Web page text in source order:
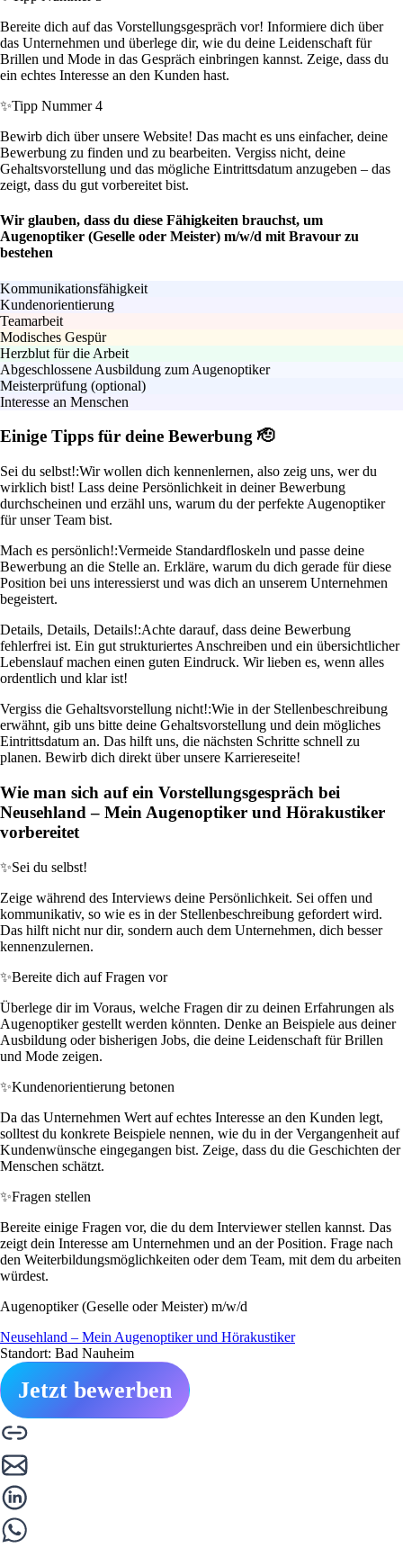
Bereite dich auf das Vorstellungsgespräch vor! Informiere dich über
das Unternehmen und überlege dir, wie du deine Leidenschaft für
Brillen und Mode in das Gespräch einbringen kannst. Zeige, dass du
ein echtes Interesse an den Kunden hast.
✨Tipp Nummer 4
Bewirb dich über unsere Website! Das macht es uns einfacher, deine
Bewerbung zu finden und zu bearbeiten. Vergiss nicht, deine
Gehaltsvorstellung und das mögliche Eintrittsdatum anzugeben – das
zeigt, dass du gut vorbereitet bist.
Wir glauben, dass du diese Fähigkeiten brauchst, um
Augenoptiker (Geselle oder Meister) m/w/d mit Bravour zu
bestehen
Kommunikationsfähigkeit
Kundenorientierung
Teamarbeit
Modisches Gespür
Herzblut für die Arbeit
Abgeschlossene Ausbildung zum Augenoptiker
Meisterprüfung (optional)
Interesse an Menschen
Einige Tipps für deine Bewerbung 🫡
Sei du selbst!:Wir wollen dich kennenlernen, also zeig uns, wer du
wirklich bist! Lass deine Persönlichkeit in deiner Bewerbung
durchscheinen und erzähl uns, warum du der perfekte Augenoptiker
für unser Team bist.
Mach es persönlich!:Vermeide Standardfloskeln und passe deine
Bewerbung an die Stelle an. Erkläre, warum du dich gerade für diese
Position bei uns interessierst und was dich an unserem Unternehmen
begeistert.
Details, Details, Details!:Achte darauf, dass deine Bewerbung
fehlerfrei ist. Ein gut strukturiertes Anschreiben und ein übersichtlicher
Lebenslauf machen einen guten Eindruck. Wir lieben es, wenn alles
ordentlich und klar ist!
Vergiss die Gehaltsvorstellung nicht!:Wie in der Stellenbeschreibung
erwähnt, gib uns bitte deine Gehaltsvorstellung und dein mögliches
Eintrittsdatum an. Das hilft uns, die nächsten Schritte schnell zu
planen. Bewirb dich direkt über unsere Karriereseite!
Wie man sich auf ein Vorstellungsgespräch bei
Neusehland – Mein Augenoptiker und Hörakustiker
vorbereitet
✨Sei du selbst!
Zeige während des Interviews deine Persönlichkeit. Sei offen und
kommunikativ, so wie es in der Stellenbeschreibung gefordert wird.
Das hilft nicht nur dir, sondern auch dem Unternehmen, dich besser
kennenzulernen.
✨Bereite dich auf Fragen vor
Überlege dir im Voraus, welche Fragen dir zu deinen Erfahrungen als
Augenoptiker gestellt werden könnten. Denke an Beispiele aus deiner
Ausbildung oder bisherigen Jobs, die deine Leidenschaft für Brillen
und Mode zeigen.
✨Kundenorientierung betonen
Da das Unternehmen Wert auf echtes Interesse an den Kunden legt,
solltest du konkrete Beispiele nennen, wie du in der Vergangenheit auf
Kundenwünsche eingegangen bist. Zeige, dass du die Geschichten der
Menschen schätzt.
✨Fragen stellen
Bereite einige Fragen vor, die du dem Interviewer stellen kannst. Das
zeigt dein Interesse am Unternehmen und an der Position. Frage nach
den Weiterbildungsmöglichkeiten oder dem Team, mit dem du arbeiten
würdest.
Augenoptiker (Geselle oder Meister) m/w/d
Neusehland – Mein Augenoptiker und Hörakustiker
Standort: Bad Nauheim
Jetzt bewerben